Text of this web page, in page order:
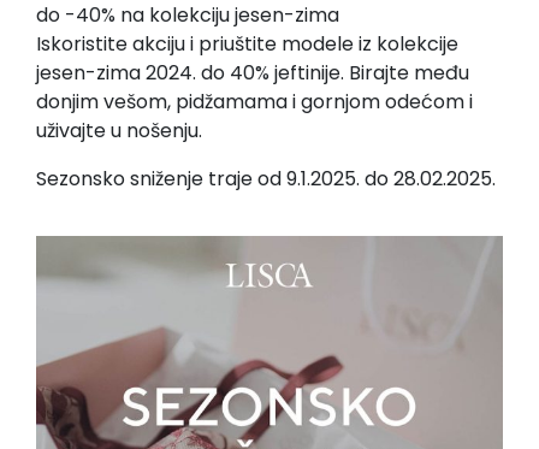
do -40% na kolekciju jesen-zima
Iskoristite akciju i priuštite modele iz kolekcije
jesen-zima 2024. do 40% jeftinije. Birajte među
donjim vešom, pidžamama i gornjom odećom i
uživajte u nošenju.
Sezonsko sniženje traje od 9.1.2025. do 28.02.2025.